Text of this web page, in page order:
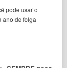
pode usar o
ano de folga